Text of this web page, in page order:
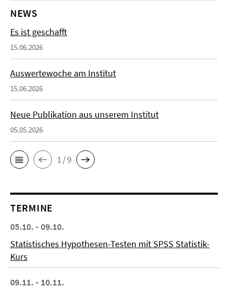
NEWS
Es ist geschafft
15.06.2026
Auswertewoche am Institut
15.06.2026
Neue Publikation aus unserem Institut
05.05.2026
1 / 9
TERMINE
05.10. - 09.10.
Statistisches Hypothesen-Testen mit SPSS Statistik-
Kurs
09.11. - 10.11.